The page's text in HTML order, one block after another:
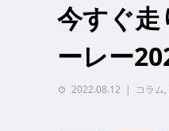
今すぐ
ーレー
2022.08.12 コラム,